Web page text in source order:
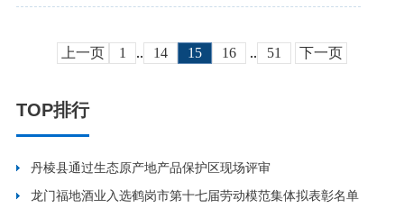
上一页 1 .. 14 15 16 .. 51 下一页
TOP排行
丹棱县通过生态原产地产品保护区现场评审
龙门福地酒业入选鹤岗市第十七届劳动模范集体拟表彰名单